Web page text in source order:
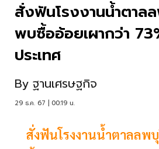
สั่งฟันโรงงานน้ำตาล
พบซื้ออ้อยเผากว่า
ประเทศ
By ฐานเศรษฐกิจ
29 ธ.ค. 67 | 00:19 น.
สั่งฟันโรงงานน้ำตาลลพ